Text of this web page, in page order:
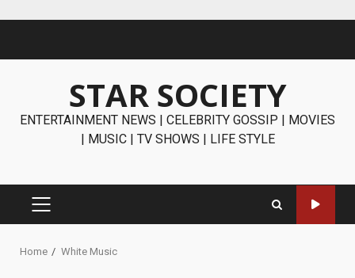
STAR SOCIETY
ENTERTAINMENT NEWS | CELEBRITY GOSSIP | MOVIES
| MUSIC | TV SHOWS | LIFE STYLE
PRIMARY
Home White Music